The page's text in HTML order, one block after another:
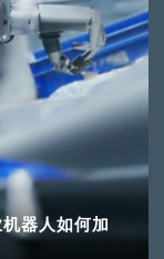
器人如何加